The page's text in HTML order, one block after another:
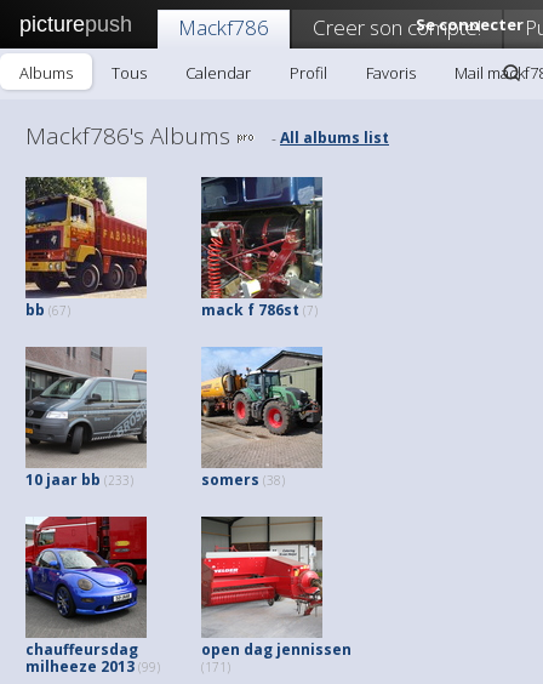
picturepush Se connecter
Mackf786 Creer son compte!
Albums Tous Calendar Profil Favoris Mail
Mackf786's Albums -All albums list
bb (67) mack f 786st (7)
10 jaar bb (233) somers (38)
chauffeursdag
milheeze 2013 (99)
open dag jennissen
(171)